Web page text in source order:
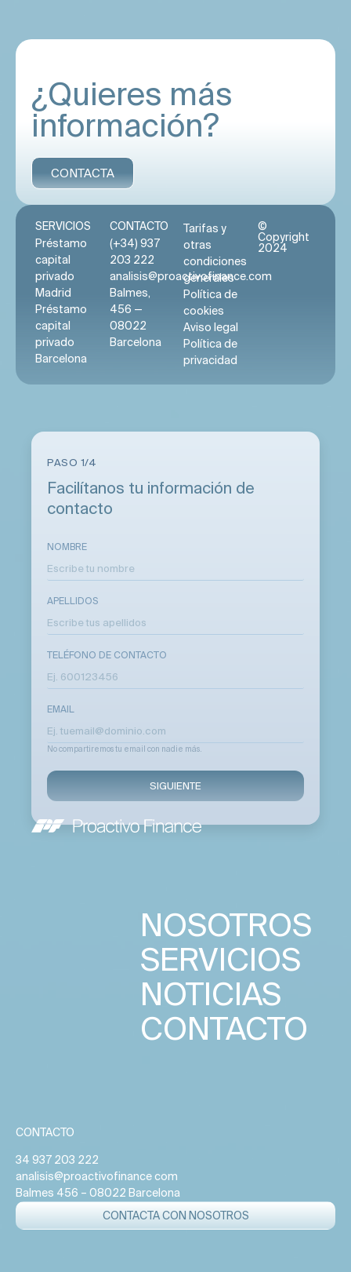
activos, siempre que la garantía lo permita.
¿Quieres más
información?
CONTACTA
SERVICIOS
Préstamo
capital
privado
Madrid
Préstamo
capital
privado
Barcelona
CONTACTO
(+34) 937
203 222
analisis@proactivofinance.com
Balmes,
456 —
08022
Barcelona
Tarifas y
otras
condiciones
generales
Política de
cookies
Aviso legal
Política de
privacidad
©
Copyright
2024
PASO 1/4
Facilítanos tu información de
contacto
NOMBRE
APELLIDOS
TELÉFONO DE CONTACTO
EMAIL
No compartiremos tu email con nadie más.
SIGUIENTE
NOSOTROS
SERVICIOS
NOTICIAS
CONTACTO
CONTACTO
34 937 203 222
analisis@proactivofinance com
Balmes 456 – 08022 Barcelona
CONTACTA CON NOSOTROS